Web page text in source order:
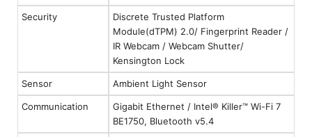
Security
Discrete Trusted Platform
Module(dTPM) 2.0/ Fingerprint Reader /
IR Webcam / Webcam Shutter/
Kensington Lock
Sensor Ambient Light Sensor
Communication
Gigabit Ethernet / Intel® Killer™ Wi-Fi 7
BE1750, Bluetooth v5.4